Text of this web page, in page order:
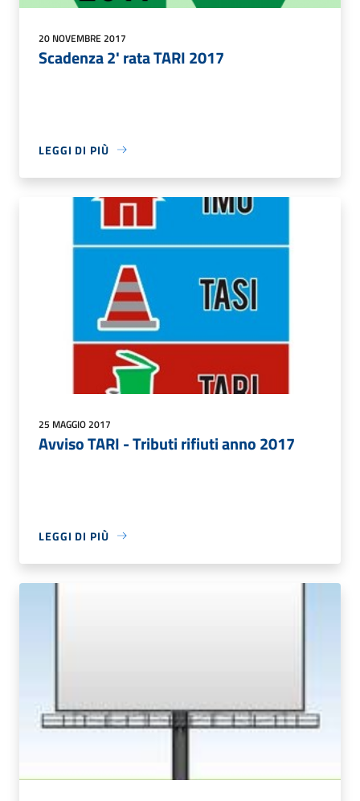
20 NOVEMBRE 2017
Scadenza 2' rata TARI 2017
LEGGI DI PIÙ
25 MAGGIO 2017
Avviso TARI - Tributi rifiuti anno 2017
LEGGI DI PIÙ